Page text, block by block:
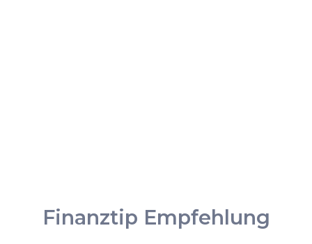
Finanztip Empfehlung